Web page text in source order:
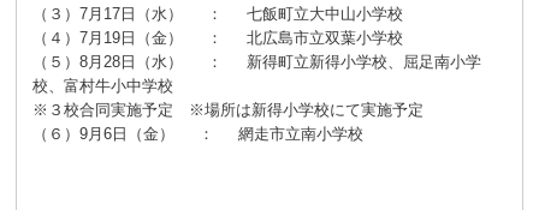
（３）7月17日（水） ： 七飯町立大中山小学校
（４）7月19日（金） ： 北広島市立双葉小学校
（５）8月28日（水） ： 新得町立新得小学校、屈足南小学
校、富村牛小中学校
※３校合同実施予定 ※場所は新得小学校にて実施予定
（６）9月6日（金） ： 網走市立南小学校